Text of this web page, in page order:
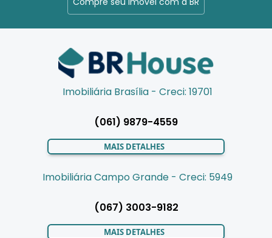
Imobiliária Brasília - Creci: 19701
(061) 9879-4559
MAIS DETALHES
Imobiliária Campo Grande - Creci: 5949
(067) 3003-9182
MAIS DETALHES